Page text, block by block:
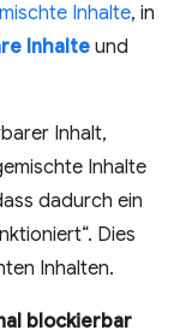
Inhalte, in
Inhalteund
Inhalt,
Inhalte
dadurch ein
Dies
Inhalten.
blockierbar